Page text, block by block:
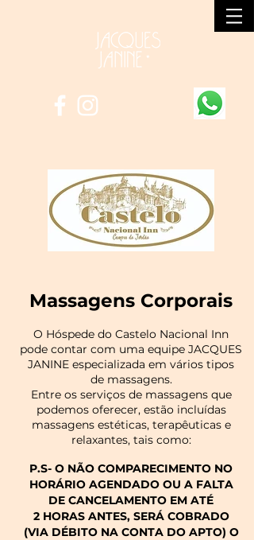
Massagens Corporais
O Hóspede do Castelo Nacional Inn
pode contar com uma equipe JACQUES
JANINE especializada em vários tipos
de massagens.
Entre os serviços de massagens que
podemos oferecer, estão incluídas
massagens estéticas, terapêuticas e
relaxantes, tais como:
P.S- O NÃO COMPARECIMENTO NO
HORÁRIO AGENDADO OU A FALTA
DE CANCELAMENTO EM ATÉ
2 HORASANTES, SERÁ COBRADO
(VIA DÉBITO NACONTA DO APTO) O